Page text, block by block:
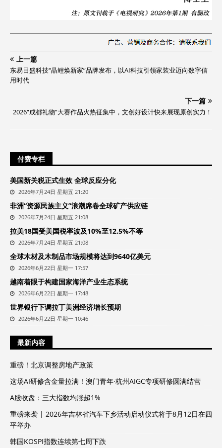
上一篇
东易日盛科技“晶鲤焕新家”品牌发布，以AI科技引领家装业迈向数字信
用时代
下一篇
2026“成都礼物”大赛作品火热征集中，文创好设计快来展现原创实力！
付费专栏
美国新关税正式生效 全球反应分化
2026年7月24日 星期五 21:20
非洲“资源民族主义”浪潮席卷全球矿产供应链
2026年7月24日 星期五 21:08
拉美18国受美国税率波及10%至12.5%不等
2026年7月24日 星期五 21:08
全球木材及木制品市场规模将达到9640亿美元
2026年6月22日 星期一 17:57
越南着眼于构建国家海洋产业生态系统
2026年6月22日 星期一 17:48
世界银行下调拉丁美洲经济增长预期
2026年6月22日 星期一 10:46
最新内容
重磅！北京调整房地产政策
这场AI研修含金量拉满！澳门青年·杭州AIGC专项研修圆满结营
A股收盘：三大指数均涨超1%
重磅来袭 | 2026年吉林省汽车下乡活动启动仪式将于8月12日在四
平举办
韩国KOSPI指数连续第七周下跌